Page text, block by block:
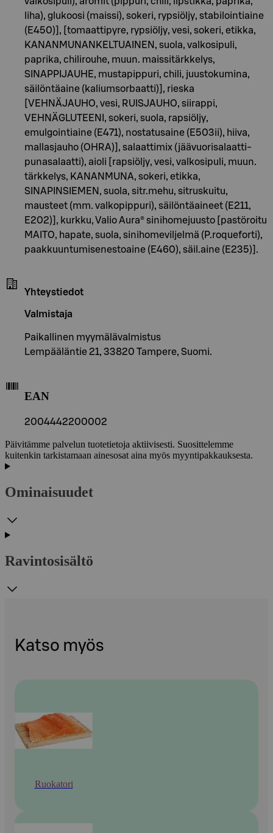
liha), glukoosi (maissi), sokeri, rypsiöljy, stabilointiaine
(E450)], [tomaattipyre, rypsiöljy, vesi, sokeri, etikka,
KANANMUNANKELTUAINEN, suola, valkosipuli,
paprika, chilirouhe, muun. maissitärkkelys,
SINAPPIJAUHE, mustapippuri, chili, juustokumina,
säilöntäaine (kaliumsorbaatti)], rieska
[VEHNÄJAUHO, vesi, RUISJAUHO, siirappi,
VEHNÄGLUTEENI, sokeri, suola, rapsiöljy,
emulgointiaine (E471), nostatusaine (E503ii), hiiva,
mallasjauho (OHRA)], salaattimix (jäävuorisalaatti-
punasalaatti), aioli [rapsiöljy, vesi, valkosipuli, muun.
tärkkelys, KANANMUNA, sokeri, etikka,
SINAPINSIEMEN, suola, sitr.mehu, sitruskuitu,
mausteet (mm. valkopippuri), säilöntäaineet (E211,
E202)], kurkku, Valio Aura® sinihomejuusto [pastöroitu
MAITO, hapate, suola, sinihomeviljelmä (P.roqueforti),
paakkuuntumisenestoaine (E460), säil.aine (E235)].
Yhteystiedot
Valmistaja
Paikallinen myymälävalmistus
Lempääläntie 21, 33820 Tampere, Suomi.
EAN
2004442200002
Päivitämme palvelun tuotetietoja aktiivisesti. Suosittelemme
kuitenkin tarkistamaan ainesosat aina myös myyntipakkauksesta.
Ominaisuudet
Ravintosisältö
Katso myös
Ruokatori